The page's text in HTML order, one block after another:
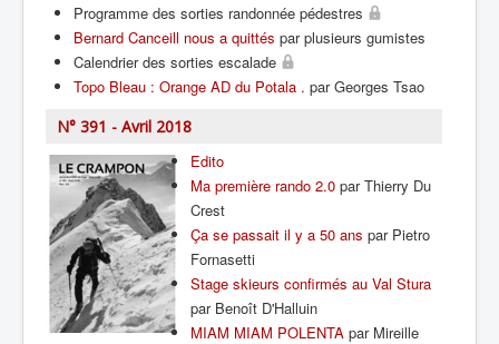
Programme des sorties randonnée pédestres
Bernard Canceill nous a quittés par plusieurs gumistes
Calendrier des sorties escalade
Topo Bleau : Orange AD du Potala . par Georges Tsao
N° 391 - Avril 2018
Edito
Ma première rando 2.0 par Thierry Du
Crest
Ça se passait il y a 50 ans par Pietro
Fornasetti
Stage skieurs confirmés au Val Stura
par Benoît D'Halluin
MIAM MIAM POLENTA par Mireille